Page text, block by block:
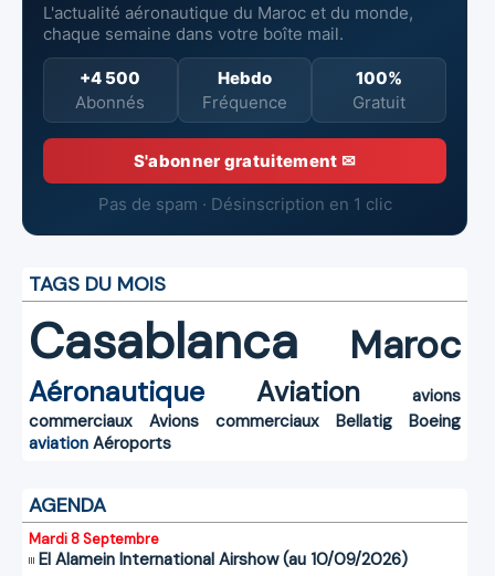
L'actualité aéronautique du Maroc et du monde,
chaque semaine dans votre boîte mail.
+4 500
Abonnés
Hebdo
Fréquence
100%
Gratuit
S'abonner gratuitement ✉
Pas de spam · Désinscription en 1 clic
TAGS DU MOIS
Casablanca Maroc
Aéronautique Aviation
avions
commerciaux
Avions commerciaux Bellatig
Boeing
aviation Aéroports
AGENDA
Mardi 8 Septembre
El Alamein International Airshow (au 10/09/2026)